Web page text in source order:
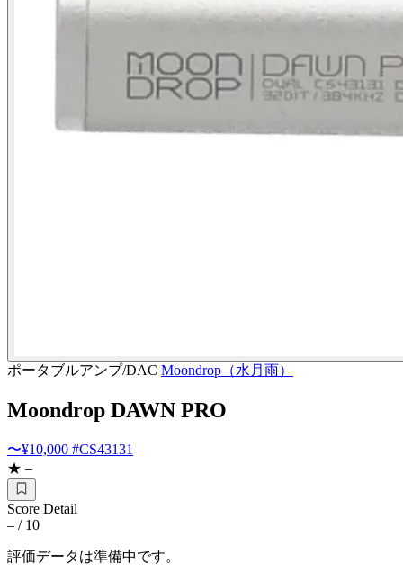
ポータブルアンプ/DAC Moondrop（水月雨）
Moondrop DAWN PRO
〜¥10,000 #CS43131
★ –
Score Detail
– / 10
評価データは準備中です。